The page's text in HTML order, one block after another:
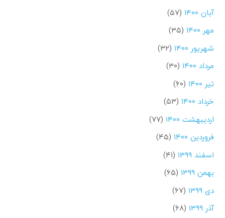
آبان ۱۴۰۰
(۵۷)
مهر ۱۴۰۰
(۳۵)
شهریور ۱۴۰۰
(۳۲)
مرداد ۱۴۰۰
(۳۰)
تیر ۱۴۰۰
(۶۰)
خرداد ۱۴۰۰
(۵۳)
اردیبهشت ۱۴۰۰
(۷۷)
فروردین ۱۴۰۰
(۴۵)
اسفند ۱۳۹۹
(۴۱)
بهمن ۱۳۹۹
(۶۵)
دی ۱۳۹۹
(۶۷)
آذر ۱۳۹۹
(۶۸)